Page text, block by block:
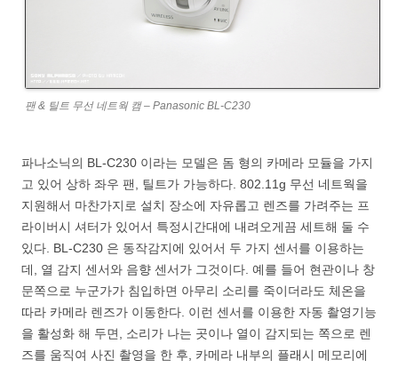
팬 & 틸트 무선 네트웍 캠 – Panasonic BL-C230
파나소닉의 BL-C230 이라는 모델은 돔 형의 카메라 모듈을 가지
고 있어 상하 좌우 팬, 틸트가 가능하다. 802.11g 무선 네트웍을
지원해서 마찬가지로 설치 장소에 자유롭고 렌즈를 가려주는 프
라이버시 셔터가 있어서 특정시간대에 내려오게끔 세트해 둘 수
있다. BL-C230 은 동작감지에 있어서 두 가지 센서를 이용하는
데, 열 감지 센서와 음향 센서가 그것이다. 예를 들어 현관이나 창
문쪽으로 누군가가 침입하면 아무리 소리를 죽이더라도 체온을
따라 카메라 렌즈가 이동한다. 이런 센서를 이용한 자동 촬영기능
을 활성화 해 두면, 소리가 나는 곳이나 열이 감지되는 쪽으로 렌
즈를 움직여 사진 촬영을 한 후, 카메라 내부의 플래시 메모리에